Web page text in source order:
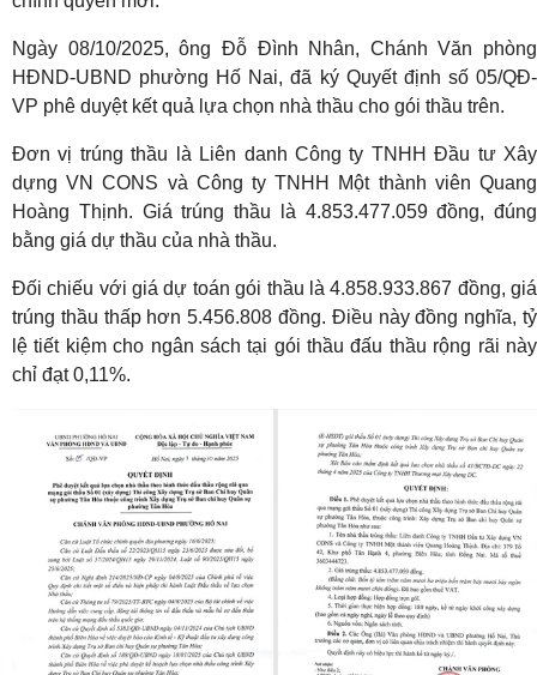
Ngày 08/10/2025, ông Đỗ Đình Nhân, Chánh Văn phòng
HĐND-UBND phường Hố Nai, đã ký Quyết định số 05/QĐ-
VP phê duyệt kết quả lựa chọn nhà thầu cho gói thầu trên.
Đơn vị trúng thầu là Liên danh Công ty TNHH Đầu tư Xây
dựng VN CONS và Công ty TNHH Một thành viên Quang
Hoàng Thịnh. Giá trúng thầu là 4.853.477.059 đồng, đúng
bằng giá dự thầu của nhà thầu.
Đối chiếu với giá dự toán gói thầu là 4.858.933.867 đồng, giá
trúng thầu thấp hơn 5.456.808 đồng. Điều này đồng nghĩa, tỷ
lệ tiết kiệm cho ngân sách tại gói thầu đấu thầu rộng rãi này
chỉ đạt 0,11%.